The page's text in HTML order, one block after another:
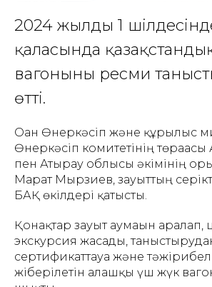
2024 жылдың 1
қаласында
вагонының ресми
өтті.
Оған Өнеркәсіп және құрылыс
Өнеркәсіп комитетінің
пен Атырау облысы әкімінің
Марат Мырзиев, зауыттың
БАҚ өкілдері қатысты.
Қонақтар зауыт аумағын аралап,
экскурсия жасады,
сертификаттауға және
жіберілетін алғашқы үш жүк